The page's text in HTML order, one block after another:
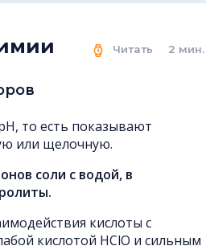
Читать 2 мин.
то есть показывают
или щелочную.
соли с водой, в
кислоты с
кислотой HClO и сильным